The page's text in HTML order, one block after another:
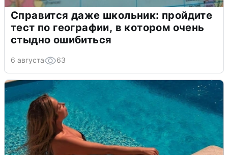
Справится даже школьник: пройдите
тест по географии, в котором очень
стыдно ошибиться
6 августа 63